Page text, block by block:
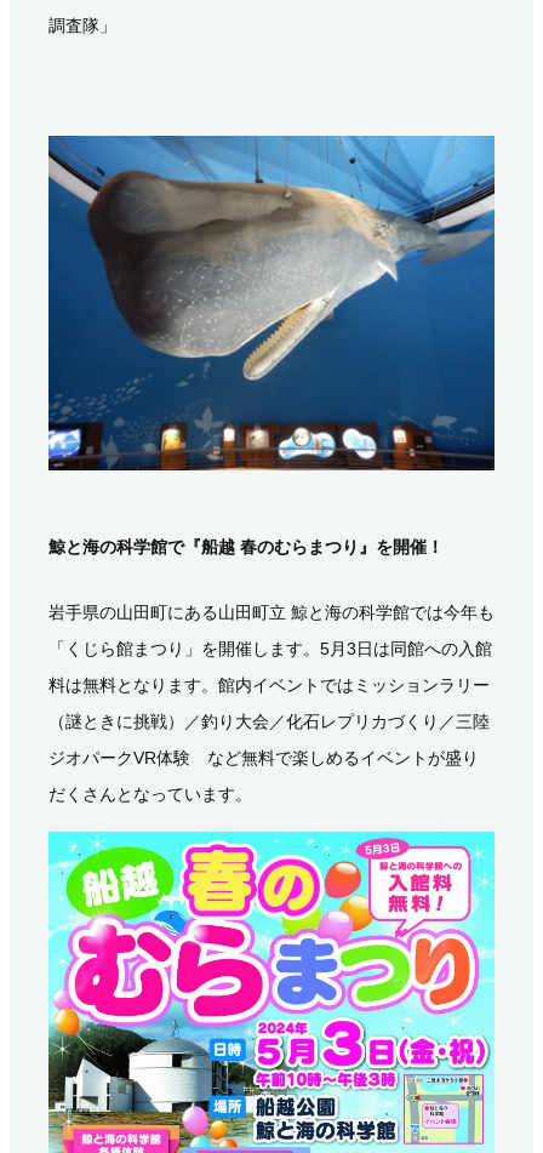
調査隊」
鯨と海の科学館で『船越 春のむらまつり』を開催！
岩手県の山田町にある山田町立 鯨と海の科学館では今年も
「くじら館まつり」を開催します。5月3日は同館への入館
料は無料となります。館内イベントではミッションラリー
（謎ときに挑戦）／釣り大会／化石レプリカづくり／三陸
ジオパークVR体験 など無料で楽しめるイベントが盛り
だくさんとなっています。